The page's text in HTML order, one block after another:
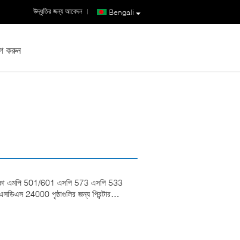
Bengali
উদ্ধৃতির জন্য আবেদন |
করুন
এমপি 501/601 এসপি 573 এসপি 533
24000 পৃষ্ঠাগুলির জন্য প্রিন্টার